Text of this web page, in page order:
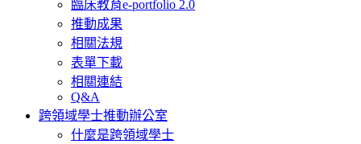
臨床教育e-portfolio 2.0
推動成果
相關法規
表單下載
相關連結
Q&A
跨領域學士推動辦公室
什麼是跨領域學士